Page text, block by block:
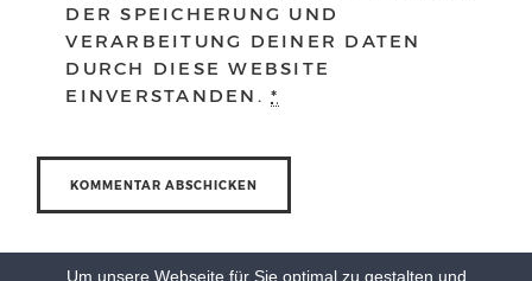
DER SPEICHERUNG UND
VERARBEITUNG DEINER DATEN
DURCH DIESE WEBSITE
EINVERSTANDEN.*
Um unsere Webseite für Sie optimal zu gestalten und